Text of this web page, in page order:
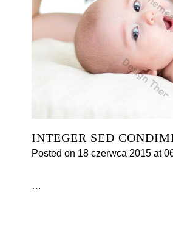
INTEGER SED
Posted on 18 czerwca 2015 at
…